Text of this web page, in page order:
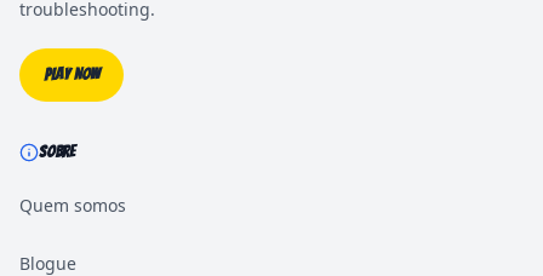
troubleshooting.
Play Now
SOBRE
Quem somos
Blogue